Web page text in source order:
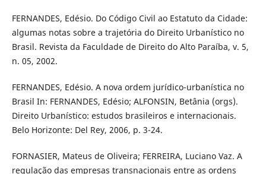
FERNANDES, Edésio. Do Código Civil ao Estatuto da Cidade:
algumas notas sobre a trajetória do Direito Urbanístico no
Brasil. Revista da Faculdade de Direito do Alto Paraíba, v. 5,
n. 05, 2002.
FERNANDES, Edésio. A nova ordem jurídico-urbanística no
Brasil In: FERNANDES, Edésio; ALFONSIN, Betânia (orgs).
Direito Urbanístico: estudos brasileiros e internacionais.
Belo Horizonte: Del Rey, 2006, p. 3-24.
FORNASIER, Mateus de Oliveira; FERREIRA, Luciano Vaz. A
regulação das empresas transnacionais entre as ordens